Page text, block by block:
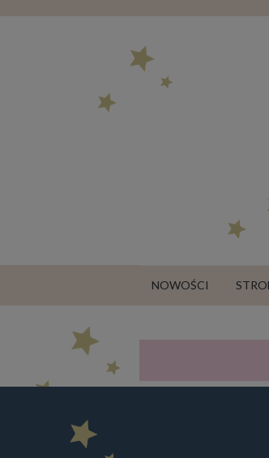
NOWOŚCI